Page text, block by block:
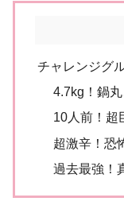
チャレンジグ
4.7kg！鍋
10人前！超
超激辛！恐
過去最強！